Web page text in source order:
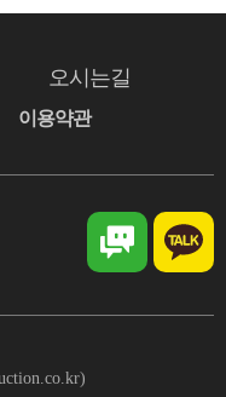
오시는길
이용약관